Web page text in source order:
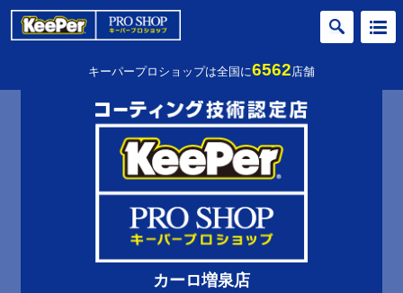
キーパープロショップは全国に6562店舗
カーロ増泉店